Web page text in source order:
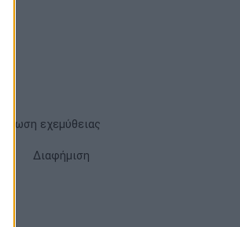
Δήλωση εχεμύθειας
Διαφήμιση